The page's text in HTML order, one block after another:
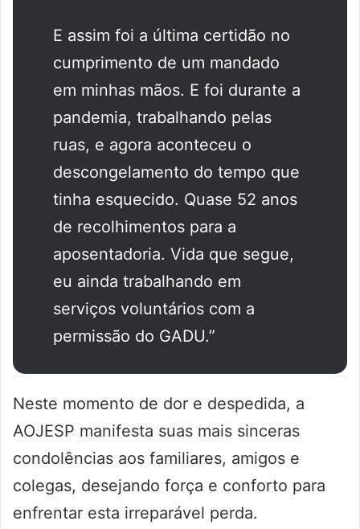
E assim foi a última certidão no
cumprimento de um mandado
em minhas mãos. E foi durante a
pandemia, trabalhando pelas
ruas, e agora aconteceu o
descongelamento do tempo que
tinha esquecido. Quase 52 anos
de recolhimentos para a
aposentadoria. Vida que segue,
eu ainda trabalhando em
serviços voluntários com a
permissão do GADU.”
Neste momento de dor e despedida, a
AOJESP manifesta suas mais sinceras
condolências aos familiares, amigos e
colegas, desejando força e conforto para
enfrentar esta irreparável perda.